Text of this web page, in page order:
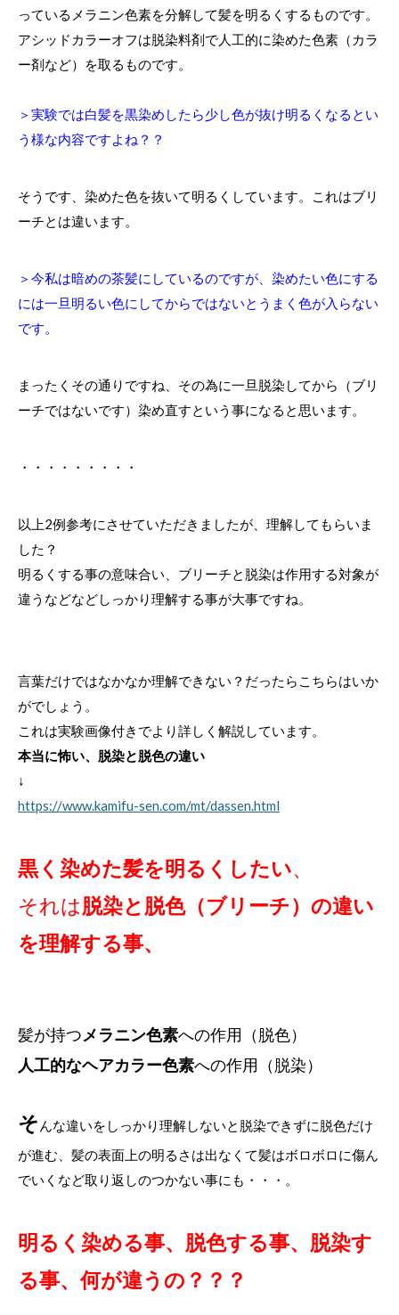
っているメラニン色素を分解して髪を明るくするものです。
アシッドカラーオフは脱染料剤で人工的に染めた色素（カラ
ー剤など）を取るものです。
＞実験では白髪を黒染めしたら少し色が抜け明るくなるとい
う様な内容ですよね？？
そうです、染めた色を抜いて明るくしています。これはブリ
ーチとは違います。
＞今私は暗めの茶髪にしているのですが、染めたい色にする
には一旦明るい色にしてからではないとうまく色が入らない
です。
まったくその通りですね、その為に一旦脱染してから（ブリ
ーチではないです）染め直すという事になると思います。
・・・・・・・・・
以上2例参考にさせていただきましたが、理解してもらいま
した？
明るくする事の意味合い、ブリーチと脱染は作用する対象が
違うなどなどしっかり理解する事が大事ですね。
言葉だけではなかなか理解できない？だったらこちらはいか
がでしょう。
これは実験画像付きでより詳しく解説しています。
本当に怖い、脱染と脱色の違い
↓
https://www.kamifu-sen.com/mt/dassen.html
黒く染めた髪を明るくしたい、
それは脱染と脱色（ブリーチ）の違い
を理解する事、
髪が持つメラニン色素への作用（脱色）
人工的なヘアカラー色素への作用（脱染）
そ んな違いをしっかり理解しないと脱染できずに脱色だけ
が進む、髪の表面上の明るさは出なくて髪はボロボロに傷ん
でいくなど取り返しのつかない事にも・・・。
明るく染める事、脱色する事、脱染す
る事、何が違うの？？？